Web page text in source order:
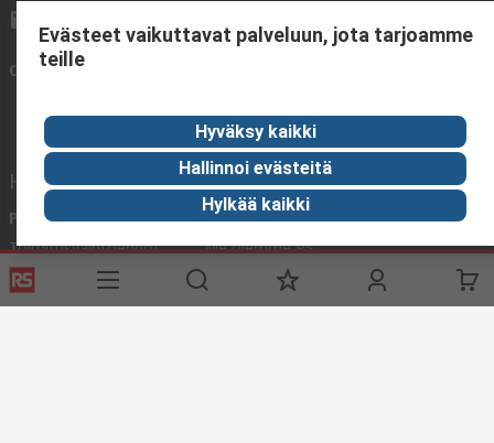
Ota yhteyttä meihin
Hyödyllisiä linkkejä
Palvelut
Toimitusvaihtoehdot
Tilaushistoria
Tuki
Tietoa RS:stä
Me olemme RS
RS maailmanlaajuisesti
Konserni
Evästeet vaikuttavat palveluun, jota tarjoamme
teille
Hyväksy kaikki
Hallinnoi evästeitä
Hylkää kaikki